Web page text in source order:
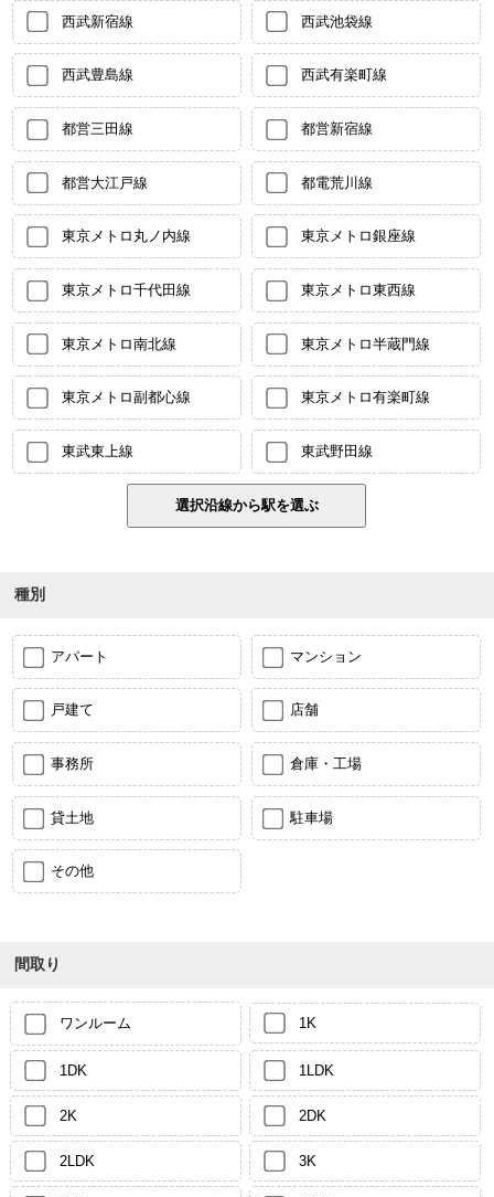
西武新宿線 西武池袋線
西武豊島線 西武有楽町線
都営三田線 都営新宿線
都営大江戸線 都電荒川線
東京メトロ丸ノ内線 東京メトロ銀座線
東京メトロ千代田線 東京メトロ東西線
東京メトロ南北線 東京メトロ半蔵門線
東京メトロ副都心線 東京メトロ有楽町線
東武東上線 東武野田線
種別
アパート マンション
戸建て 店舗
事務所 倉庫・工場
貸土地 駐車場
その他
間取り
ワンルーム 1K
1DK 1LDK
2K 2DK
2LDK 3K